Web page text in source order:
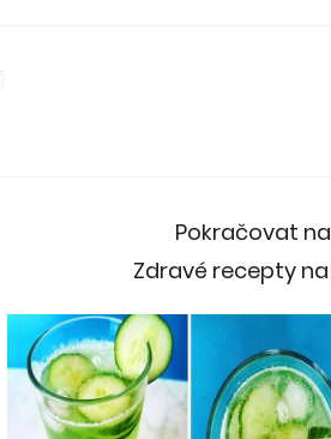
Pokračovat
Zdravé recepty